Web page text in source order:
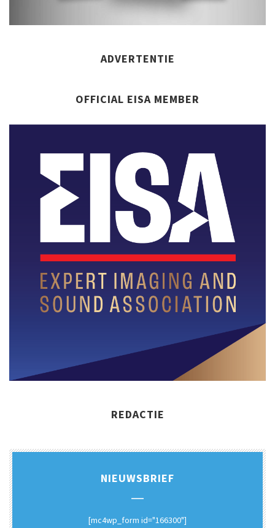
ADVERTENTIE
OFFICIAL EISA MEMBER
REDACTIE
NIEUWSBRIEF
[mc4wp_form id="166300"]